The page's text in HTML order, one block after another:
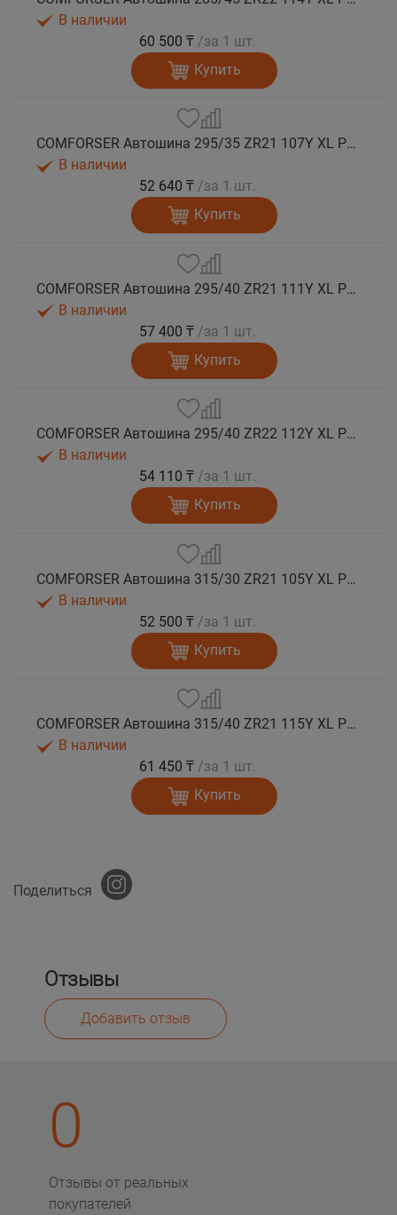
В наличии
60 500 ₸ /за 1 шт.
Купить
COMFORSER Автошина 295/35 ZR21 107Y XL PURESPEED лето
В наличии
52 640 ₸ /за 1 шт.
Купить
COMFORSER Автошина 295/40 ZR21 111Y XL PURESPEED лето
В наличии
57 400 ₸ /за 1 шт.
Купить
COMFORSER Автошина 295/40 ZR22 112Y XL PURESPEED лето
В наличии
54 110 ₸ /за 1 шт.
Купить
COMFORSER Автошина 315/30 ZR21 105Y XL PURESPEED лето
В наличии
52 500 ₸ /за 1 шт.
Купить
COMFORSER Автошина 315/40 ZR21 115Y XL PURESPEED лето
В наличии
61 450 ₸ /за 1 шт.
Купить
Поделиться
Отзывы
Добавить отзыв
0
Отзывы от реальных
покупателей